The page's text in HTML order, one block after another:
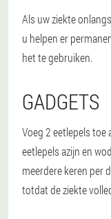
Als uw ziekte
u helpen er
het te gebruiken.
GADGETS
Voeg 2 eetlepels toe
eetlepels azijn en
meerdere keren per
totdat de ziekte